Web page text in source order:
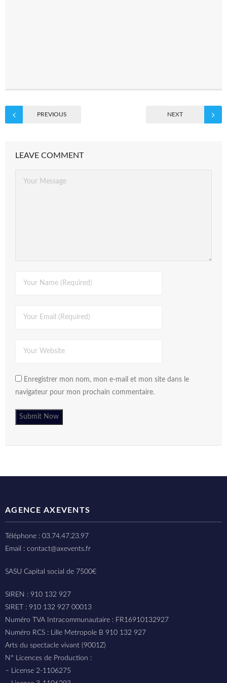
PREVIOUS NEXT
LEAVE COMMENT
Enregistrer mon nom, mon e-mail et mon site dans le
navigateur pour mon prochain commentaire.
AGENCE AXEVENTS
Téléphone : 03.74.47.23.97
Email : contact@axevents.fr
SASU Capital social de 7500€
SIREN : 910 132 927
SIRET : 910 132 927 00013
Numéro TVA Intracommunautaire : FR16910132927
Numéro RCS : Lille Metropole B 910 132 927
Arts du spectacle vivant (9001Z)
N° Licences de Production :
– License 2-1106275